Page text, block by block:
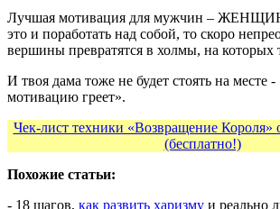
Лучшая мотивация для мужчин –
это и поработать над собой, то скоро
вершины превратятся в холмы, на
И твоя дама тоже не будет стоять на месте
мотивацию греет».
Чек-лист техники «Возвращение Короля»
(бесплатно!)
Похожие статьи:
- 18 шагов, как развить харизму и реально